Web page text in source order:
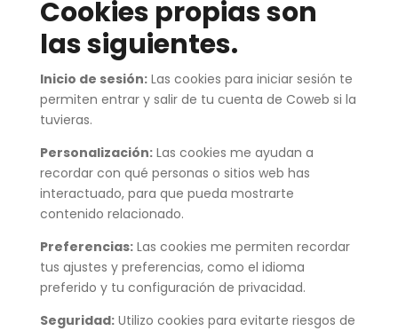
Cookies propias son
las siguientes.
Inicio de sesión:Las cookies para iniciar sesión te
permiten entrar y salir de tu cuenta de Coweb si la
tuvieras.
Personalización:Las cookies me ayudan a
recordar con qué personas o sitios web has
interactuado, para que pueda mostrarte
contenido relacionado.
Preferencias:Las cookies me permiten recordar
tus ajustes y preferencias, como el idioma
preferido y tu configuración de privacidad.
Seguridad:Utilizo cookies para evitarte riesgos de